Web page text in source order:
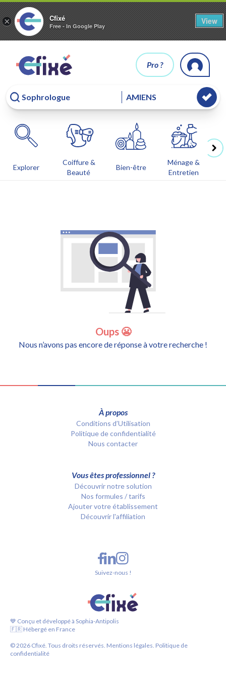
× Cfixé
Free - In Google Play
View
Pro ?
Explorer
Coiffure &
Beauté
Bien-être
Ménage &
Entretien
Oups 😬
Nous n’avons pas encore de réponse à votre recherche !
À propos
Conditions d’Utilisation
Politique de confidentialité
Nous contacter
Vous êtes professionnel ?
Découvrir notre solution
Nos formules / tarifs
Ajouter votre établissement
Découvrir l'affiliation
💙 Conçu et développé à Sophia-Antipolis
🇫🇷 Hébergé en France
©2026 Cfixé. Tous droits réservés. Mentions légales. Politique de
confidentialité
Suivez-nous !